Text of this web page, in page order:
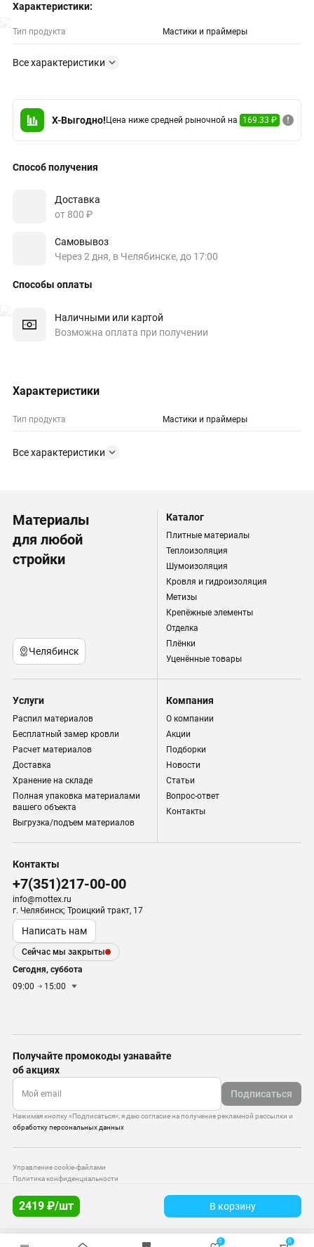
Характеристики:
Тип продукта Мастики и праймеры
Все характеристики
X-Выгодно! Цена ниже средней рыночной на 169.33 ₽
Способ получения
Доставка
от 800 ₽
Самовывоз
Через 2 дня, в Челябинске, до 17:00
Способы оплаты
Наличными или картой
Возможна оплата при получении
2419 ₽/шт В корзину
Характеристики
Тип продукта Мастики и праймеры
Все характеристики
Материалы
для любой
стройки
Челябинск
Каталог
Плитные материалы
Теплоизоляция
Шумоизоляция
Кровля и гидроизоляция
Метизы
Крепёжные элементы
Отделка
Плёнки
Уценённые товары
Услуги
Распил материалов
Бесплатный замер кровли
Расчет материалов
Доставка
Хранение на складе
Полная упаковка материалами
вашего объекта
Выгрузка/подъем материалов
Компания
О компании
Акции
Подборки
Новости
Статьи
Вопрос-ответ
Контакты
Контакты
+7(351)217-00-00
info@mottex.ru
г. Челябинск; Троицкий тракт, 17
Написать нам
Сейчас мы закрыты
Сегодня, суббота
09:00
15:00
Получайте промокоды узнавайте
об акциях
Подписаться
Нажимая кнопку «Подписаться», я даю согласие на получение рекламной рассылки и
обработку персональных данных
Управление cookie-файлами
Политика конфиденциальности
© 2010–2026 — ООО «Моттекс»
0 0